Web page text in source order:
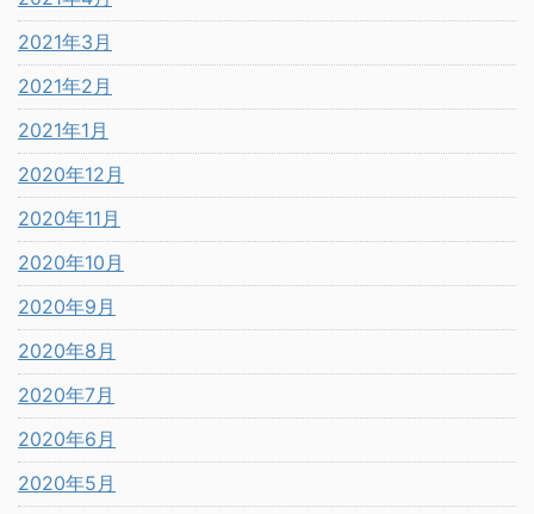
2021年3月
2021年2月
2021年1月
2020年12月
2020年11月
2020年10月
2020年9月
2020年8月
2020年7月
2020年6月
2020年5月